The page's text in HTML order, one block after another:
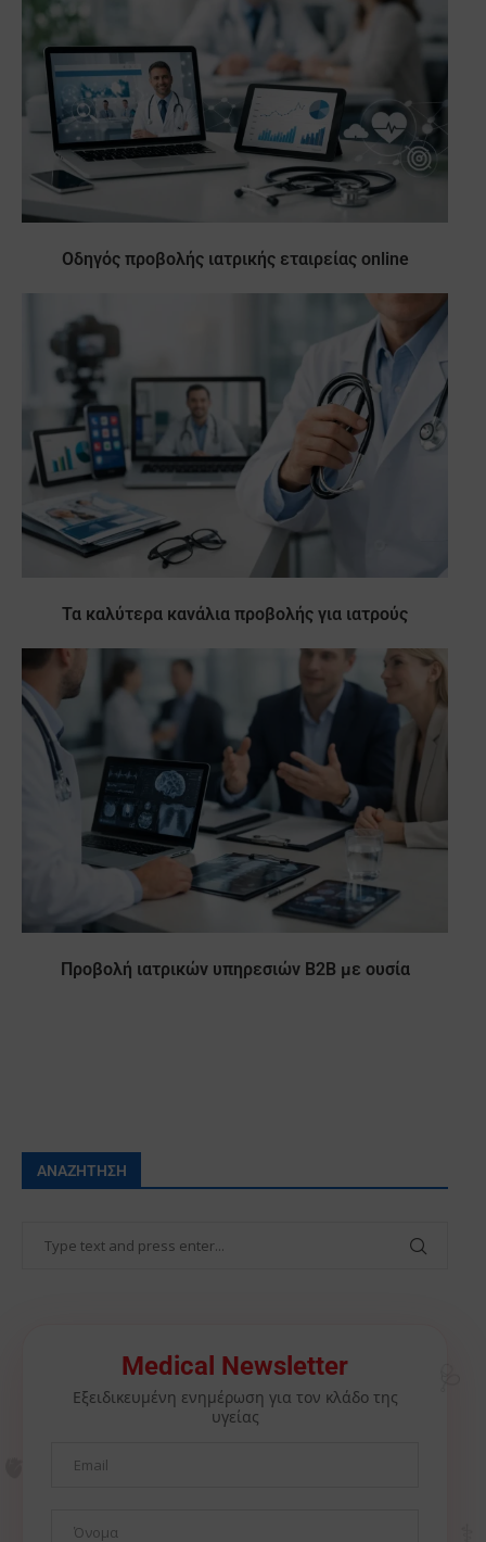
Οδηγός προβολής ιατρικής εταιρείας online
Τα καλύτερα κανάλια προβολής για ιατρούς
Προβολή ιατρικών υπηρεσιών B2B με ουσία
ΑΝΑΖΉΤΗΣΗ
Medical Newsletter
Εξειδικευμένη ενημέρωση για τον κλάδο της
υγείας